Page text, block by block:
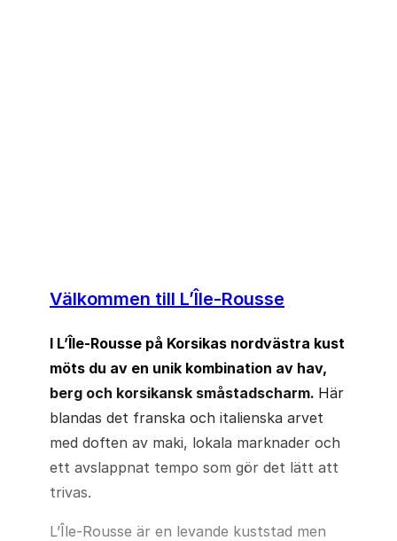
Välkommen till L’Île-Rousse
I L’Île-Rousse på Korsikas nordvästra kust
möts du av en unik kombination av hav,
berg och korsikansk småstadscharm. Här
blandas det franska och italienska arvet
med doften av maki, lokala marknader och
ett avslappnat tempo som gör det lätt att
trivas.
L’Île-Rousse är en levande kuststad men